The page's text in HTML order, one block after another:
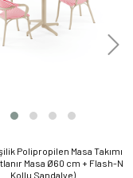
Polipropilen Masa Takımı
Masa Ø60 cm + Flash-N
Kollu Sandalye)